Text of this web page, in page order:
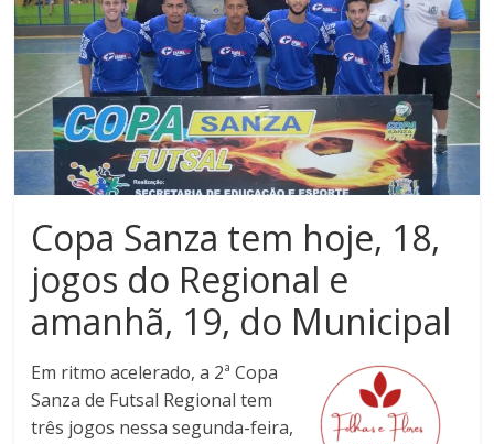
Noroeste
do
Paraná
Copa Sanza tem hoje, 18,
jogos do Regional e
amanhã, 19, do Municipal
Em ritmo acelerado, a 2ª Copa
Sanza de Futsal Regional tem
três jogos nessa segunda-feira,